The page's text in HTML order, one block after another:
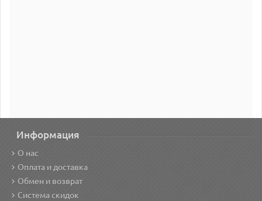
Информация
О нас
Оплата и доставка
Обмен и возврат
Система скидок